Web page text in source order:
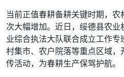
当前正值春耕备耕关键时期，
次大幅增加。近日，绥德县农
业综合执法大队联合成立工作
村集市、农户院落等重点区域
传活动，为春耕生产保驾护航。